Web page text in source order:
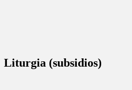
Liturgia (subsidios)